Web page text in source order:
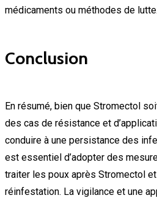
médicaments ou méthodes de lutte.
Conclusion
En résumé, bien que Stromectol
des cas de résistance et
conduire à une persistance des
est essentiel d’adopter des
traiter les poux après Stromectol
réinfestation. La vigilance et une